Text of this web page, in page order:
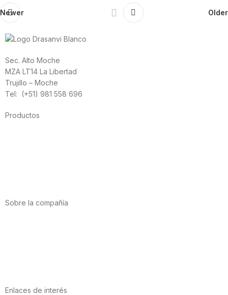
Newer Older
Sec. Alto Moche
MZA LT14 La Libertad
Trujillo – Moche
Tel: (+51) 981 558 696
Productos
Sobre la compañía
Enlaces de interés